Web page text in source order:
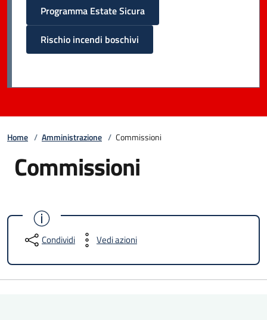
Programma Estate Sicura
Rischio incendi boschivi
Home / Amministrazione / Commissioni
Commissioni
Condividi Vedi azioni